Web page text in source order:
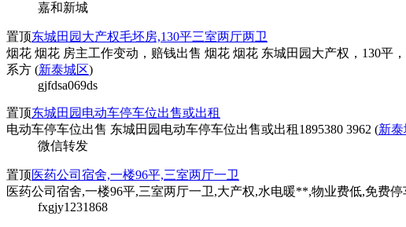
嘉和新城
置顶东城田园大产权毛坯房,130平三室两厅两卫
烟花 烟花 房主工作变动，赔钱出售 烟花 烟花 东城田园大产权，130
系方 (新泰城区)
gjfdsa069ds
置顶东城田园电动车停车位出售或出租
电动车停车位出售 东城田园电动车停车位出售或出租1895380 3962 (新
微信转发
置顶医药公司宿舍,一楼96平,三室两厅一卫
医药公司宿舍,一楼96平,三室两厅一卫,大产权,水电暖**,物业费低,免费
fxgjy1231868